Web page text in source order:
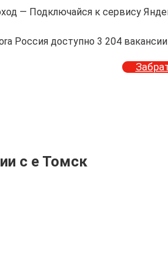
— Подключайся к сервису
Россия доступно 3 204
c е Томск